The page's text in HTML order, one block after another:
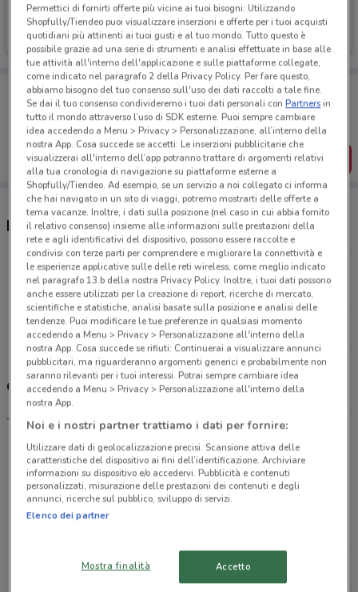
dm
Scade il 02/09
Porta DoveConviene sempre con te!
Puoi trovare le migliori offerte dei negozi vicino a te,
salvarle e creare la tua lista del risparmio, comodamente
dal tuo cellulare.
SCARICA L’APP
Negozi dm a Luino
Via A. Manzoni, 3 Varese
21.7 km
APERTO
Tutti i negozi dm
dm, offerte e negozi
-
Offerte volantini e cataloghi per città nelle vicinanze
INDUNO OLONA VARESE
Permettici di fornirti offerte più vicine ai tuoi bisogni: Utilizzando
Shopfully/Tiendeo puoi visualizzare inserzioni e offerte per i tuoi acquisti
quotidiani più attinenti ai tuoi gusti e al tuo mondo. Tutto questo è
possibile grazie ad una serie di strumenti e analisi effettuate in base alle
tue attività all'interno dell'applicazione e sulle piattaforme collegate,
come indicato nel paragrafo 2 della Privacy Policy. Per fare questo,
abbiamo bisogno del tuo consenso sull'uso dei dati raccolti a tale fine.
Se dai il tuo consenso condivideremo i tuoi dati personali conPartnersin
tutto il mondo attraverso l’uso di SDK esterne. Puoi sempre cambiare
idea accedendo a Menu > Privacy > Personalizzazione, all’interno della
nostra App. Cosa succede se accetti: Le inserzioni pubblicitarie che
visualizzerai all'interno dell’app potranno trattare di argomenti relativi
alla tua cronologia di navigazione su piattaforme esterne a
Shopfully/Tiendeo. Ad esempio, se un servizio a noi collegato ci informa
che hai navigato in un sito di viaggi, potremo mostrarti delle offerte a
tema vacanze. Inoltre, i dati sulla posizione (nel caso in cui abbia fornito
il relativo consenso) insieme alle informazioni sulle prestazioni della
rete e agli identificativi del dispositivo, possono essere raccolte e
condivisi con terze parti per comprendere e migliorare la connettività e
le esperienze applicative sulle delle reti wireless, come meglio indicato
nel paragrafo 13.b della nostra Privacy Policy. Inoltre, i tuoi dati possono
anche essere utilizzati per la creazione di report, ricerche di mercato,
scientifiche e statistiche, analisi basate sulla posizione e analisi delle
tendenze. Puoi modificare le tue preferenze in qualsiasi momento
accedendo a Menu > Privacy > Personalizzazione all'interno della
nostra App. Cosa succede se rifiuti: Continuerai a visualizzare annunci
pubblicitari, ma riguarderanno argomenti generici e probabilmente non
saranno rilevanti per i tuoi interessi. Potrai sempre cambiare idea
accedendo a Menu > Privacy > Personalizzazione all'interno della
nostra App.
Noi e i nostri partner trattiamo i dati per fornire:
Utilizzare dati di geolocalizzazione precisi. Scansione attiva delle
caratteristiche del dispositivo ai fini dell’identificazione. Archiviare
informazioni su dispositivo e/o accedervi. Pubblicità e contenuti
personalizzati, misurazione delle prestazioni dei contenuti e degli
annunci, ricerche sul pubblico, sviluppo di servizi.
Elenco dei partner
Mostra finalità Accetto